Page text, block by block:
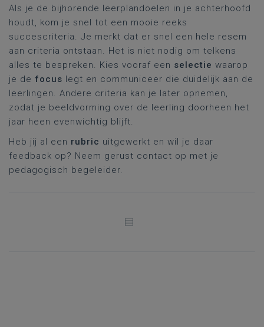
Als je de bijhorende leerplandoelen in je achterhoofd
houdt, kom je snel tot een mooie reeks
succescriteria. Je merkt dat er snel een hele resem
aan criteria ontstaan. Het is niet nodig om telkens
alles te bespreken. Kies vooraf een selectie waarop
je de focus legt en communiceer die duidelijk aan de
leerlingen. Andere criteria kan je later opnemen,
zodat je beeldvorming over de leerling doorheen het
jaar heen evenwichtig blijft.
Heb jij al een rubric uitgewerkt en wil je daar
feedback op? Neem gerust contact op met je
pedagogisch begeleider.